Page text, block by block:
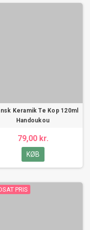
Keramik Te Kop 120ml
Handoukou
79,00 kr.
KØB
PRIS